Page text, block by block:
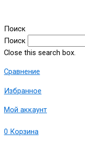
Поиск
Поиск
Close this search box.
Сравнение
Избранное
Мой аккаунт
0 Корзина